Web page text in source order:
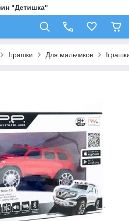
"Детишка"
Іграшки Для мальчиков